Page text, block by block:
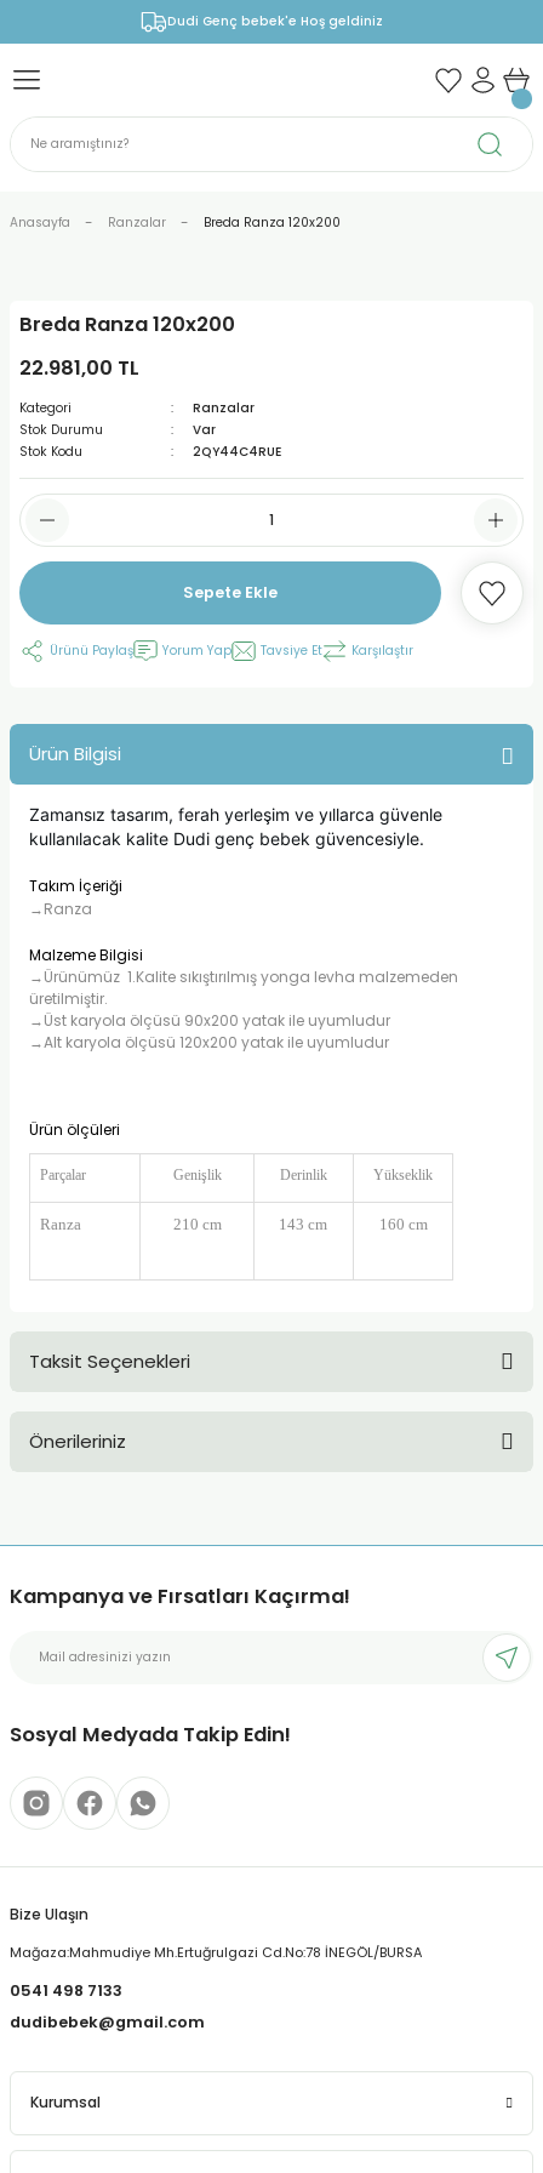
Dudi Genç bebek'e Hoş geldiniz
Anasayfa Ranzalar Breda Ranza 120x200
Breda Ranza 120x200
22.981,00 TL
Kategori
Ranzalar
Stok Durumu
Var
Stok Kodu
2QY44C4RUE
Sepete Ekle
Ürünü Paylaş Yorum Yap Tavsiye Et Karşılaştır
Ürün Bilgisi
Zamansız tasarım, ferah yerleşim ve yıllarca güvenle
kullanılacak kalite Dudi genç bebek güvencesiyle.
Takım İçeriği
→Ranza
Malzeme Bilgisi
→Ürünümüz 1.Kalite sıkıştırılmış yonga levha malzemeden
üretilmiştir.
→Üst karyola ölçüsü 90x200 yatak ile uyumludur
→Alt karyola ölçüsü 120x200 yatak ile uyumludur
Ürün ölçüleri
Parçalar Genişlik Derinlik Yükseklik
Ranza 210 cm 143 cm 160 cm
Taksit Seçenekleri
Önerileriniz
kullanarak tarafımıza iletebilirsiniz.
Ürün açıklamasında eksik bilgiler bulunuyor.
Ürün fiyatı diğer sitelerden daha pahalı.
Kampanya ve Fırsatları Kaçırma!
Sosyal Medyada Takip Edin!
Bize Ulaşın
Mağaza:Mahmudiye Mh.Ertuğrulgazi Cd.No:78 İNEGÖL/BURSA
0541 498 7133
dudibebek@gmail.com
Kurumsal